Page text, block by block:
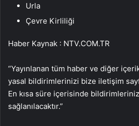
Urla
Çevre Kirliliği
Haber Kaynak : NTV.COM.TR
“Yayınlanan tüm haber ve diğer
yasal bildirimlerinizi bize iletişim
En kısa süre içerisinde
sağlanılacaktır.”